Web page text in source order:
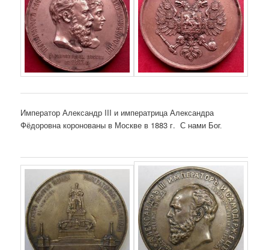
Император Александр III и императрица Александра
Фёдоровна коронованы в Москве в 1883 г.
С нами Бог.